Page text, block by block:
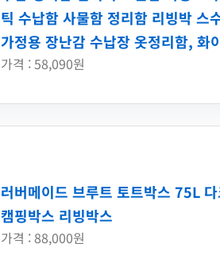
틱 수납함 사물함 정리함 리빙박 스
가정용 장난감 수납장 옷정리함, 화
가격 : 58,090원
러버메이드 브루트 토트박스 75L
캠핑박스 리빙박스
가격 : 88,000원